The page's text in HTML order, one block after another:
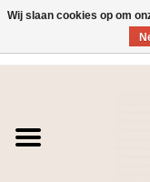
SE VIT
Wij slaan cookies op om